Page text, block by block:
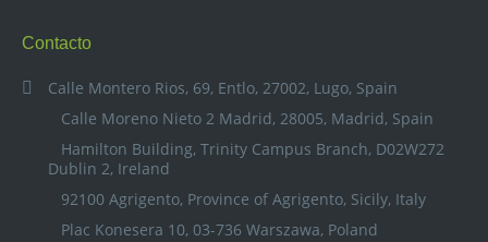
Contacto
Calle Montero Rios, 69, Entlo, 27002, Lugo, Spain
Calle Moreno Nieto 2 Madrid, 28005, Madrid, Spain
Hamilton Building, Trinity Campus Branch, D02W272
Dublin 2, Ireland
92100 Agrigento, Province of Agrigento, Sicily, Italy
Plac Konesera 10, 03-736 Warszawa, Poland